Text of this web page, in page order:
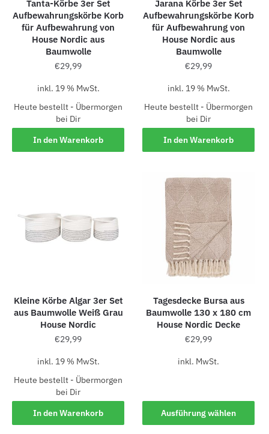
Tanta-Körbe 3er Set
Aufbewahrungskörbe Korb
für Aufbewahrung von
House Nordic aus
Baumwolle
€29,99
inkl. 19 % MwSt.
Heute bestellt - Übermorgen
bei Dir
In den Warenkorb
Jarana Körbe 3er Set
Aufbewahrungskörbe Korb
für Aufbewahrung von
House Nordic aus
Baumwolle
€29,99
inkl. 19 % MwSt.
Heute bestellt - Übermorgen
bei Dir
In den Warenkorb
Kleine Körbe Algar 3er Set
aus Baumwolle Weiß Grau
House Nordic
€29,99
inkl. 19 % MwSt.
Heute bestellt - Übermorgen
bei Dir
In den Warenkorb
Tagesdecke Bursa aus
Baumwolle 130 x 180 cm
House Nordic Decke
€29,99
inkl. MwSt.
Ausführung wählen